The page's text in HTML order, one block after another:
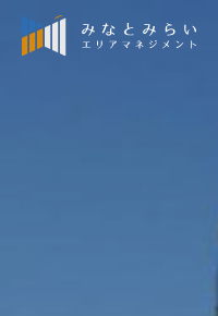
会
会員向け災害時